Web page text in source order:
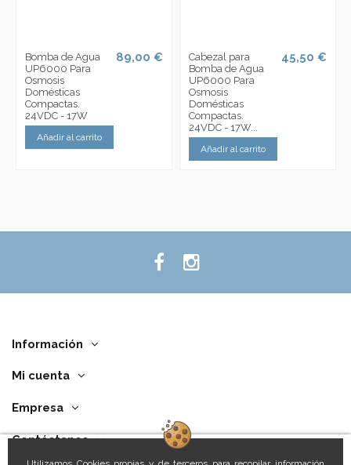
Bomba de Agua
UP6000 Para
Osmosis
Domésticas
Compactas.
24VDC - 17W
89,00 €
Añadir al carrito
Cabezal para
Bomba de Agua
UP6000 Para
Osmosis
Domésticas
Compactas.
24VDC - 17W...
45,50 €
Añadir al carrito
Información
Mi cuenta
Empresa
Contáctanos